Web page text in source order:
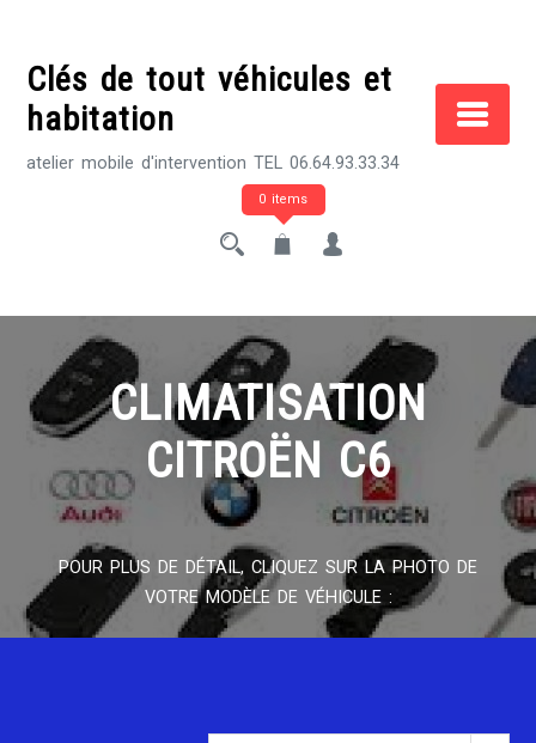
contentClés de tout véhicules et
habitation
atelier mobile d'intervention TEL 06.64.93.33.34
0 items
CLIMATISATION
CITROËN C6
POUR PLUS DE DÉTAIL, CLIQUEZ SUR LA PHOTO DE
VOTRE MODÈLE DE VÉHICULE :